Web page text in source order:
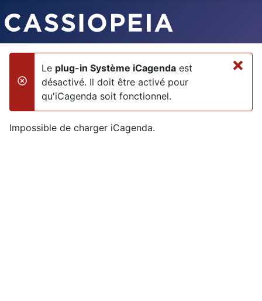
×
danger
Le plug-in Système iCagenda est
désactivé. Il doit être activé pour
qu'iCagenda soit fonctionnel.
Impossible de charger iCagenda.